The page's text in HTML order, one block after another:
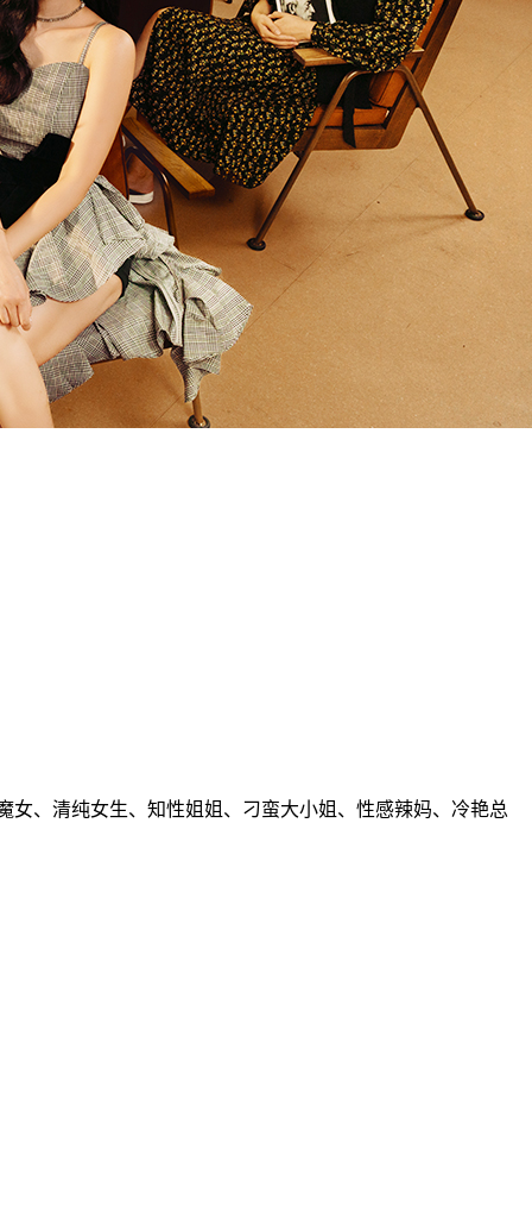
、清纯女生、知性姐姐、刁蛮大小姐、性感辣妈、冷艳总